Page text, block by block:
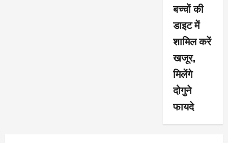
बच्चों की
डाइट में
शामिल करें
खजूर,
मिलेंगे
दोगुने
फायदे